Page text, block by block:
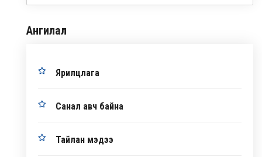
Ангилал
Ярилцлага
Санал авч байна
Тайлан мэдээ